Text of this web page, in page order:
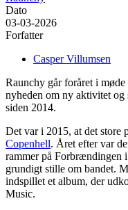
Dato
03-03-2026
Forfatter
Casper Villumsen
Raunchy går foråret i
nyheden om ny aktivitet og
siden 2014.
Det var i 2015, at det store
Copenhell. Året efter var
rammer på Forbrændingen
grundigt stille om bandet.
indspillet et album, der
Music.